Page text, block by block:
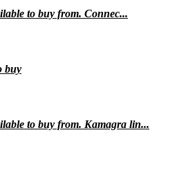
to buy from. Connec...
buy
to buy from. Kamagra lin...